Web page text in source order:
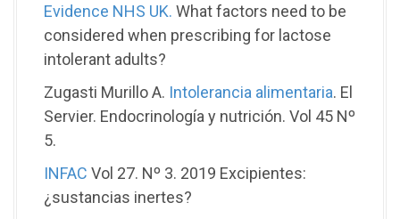
Evidence NHS UK. What factors need to be
considered when prescribing for lactose
intolerant adults?
Zugasti Murillo A. Intolerancia alimentaria. El
Servier. Endocrinología y nutrición. Vol 45 Nº
5.
INFAC Vol 27. Nº 3. 2019 Excipientes:
¿sustancias inertes?